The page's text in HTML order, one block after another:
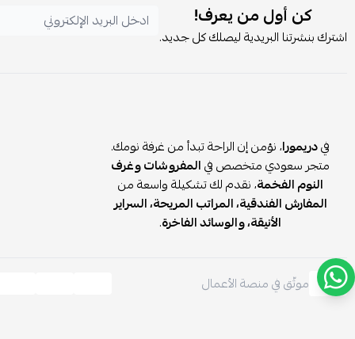
كن أول من يعرف!
اشترك بنشرتنا البريدية ليصلك كل جديد.
فيدريمورا، نؤمن إن الراحة تبدأ من غرفة نومك.
متجر سعودي متخصص فيالمفروشات وغرف
النوم الفخمة، نقدم لك تشكيلة واسعة من
المفارش الفندقية، المراتب المريحة، السراير
الأنيقة، والوسائد الفاخرة.
موثّق في منصة الأعمال